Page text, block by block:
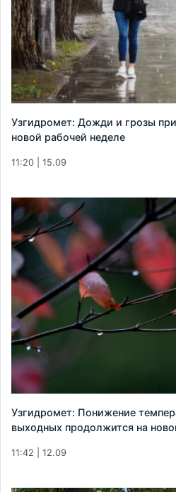
Узгидромет: Дожди и грозы
новой рабочей неделе
11:20 | 15.09
Узгидромет: Понижение
выходных продолжится на
11:42 | 12.09